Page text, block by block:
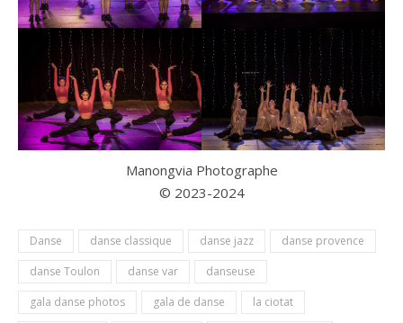
Manongvia Photographe
© 2023-2024
Danse danse classique danse jazz
danse provence
danse Toulon
danse var
danseuse
gala danse photos
gala de danse
la ciotat